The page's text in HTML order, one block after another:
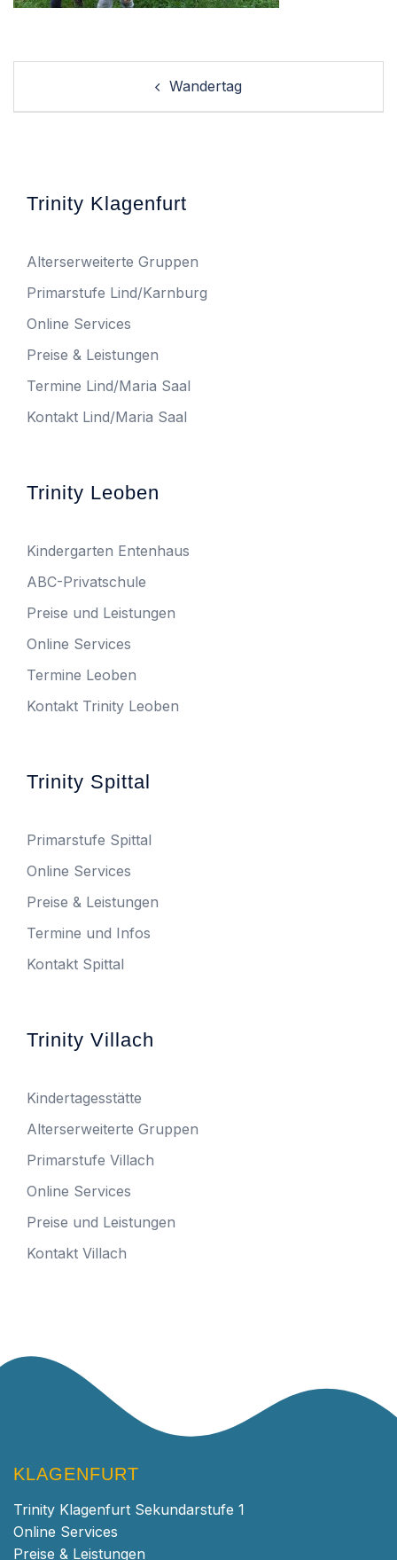
Wandertag
Trinity Klagenfurt
Alterserweiterte Gruppen
Primarstufe Lind/Karnburg
Online Services
Preise & Leistungen
Termine Lind/Maria Saal
Kontakt Lind/Maria Saal
Trinity Leoben
Kindergarten Entenhaus
ABC-Privatschule
Preise und Leistungen
Online Services
Termine Leoben
Kontakt Trinity Leoben
Trinity Spittal
Primarstufe Spittal
Online Services
Preise & Leistungen
Termine und Infos
Kontakt Spittal
Trinity Villach
Kindertagesstätte
Alterserweiterte Gruppen
Primarstufe Villach
Online Services
Preise und Leistungen
Kontakt Villach
KLAGENFURT
Trinity Klagenfurt Sekundarstufe 1
Online Services
Preise & Leistungen